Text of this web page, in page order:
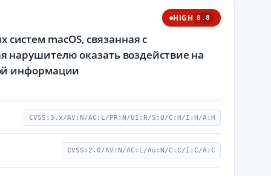
HIGH 8.8
macOS, связанная с
нарушителю оказать воздействие на
информации
CVSS:3.x/AV:N/AC:L/PR:N/UI:R/S:U/C:H/I:H/A:H
CVSS:2.0/AV:N/AC:L/Au:N/C:C/I:C/A:C